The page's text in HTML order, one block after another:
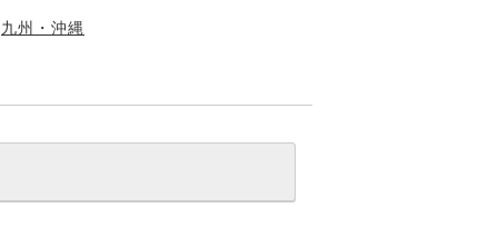
九州・沖縄